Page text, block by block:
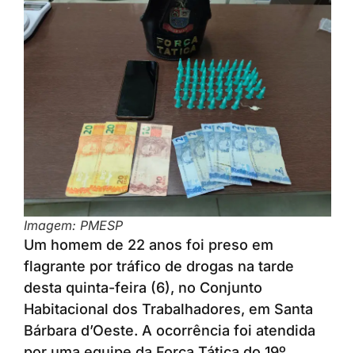
Imagem: PMESP
Um homem de 22 anos foi preso em
flagrante por tráfico de drogas na tarde
desta quinta-feira (6), no Conjunto
Habitacional dos Trabalhadores, em Santa
Bárbara d’Oeste. A ocorrência foi atendida